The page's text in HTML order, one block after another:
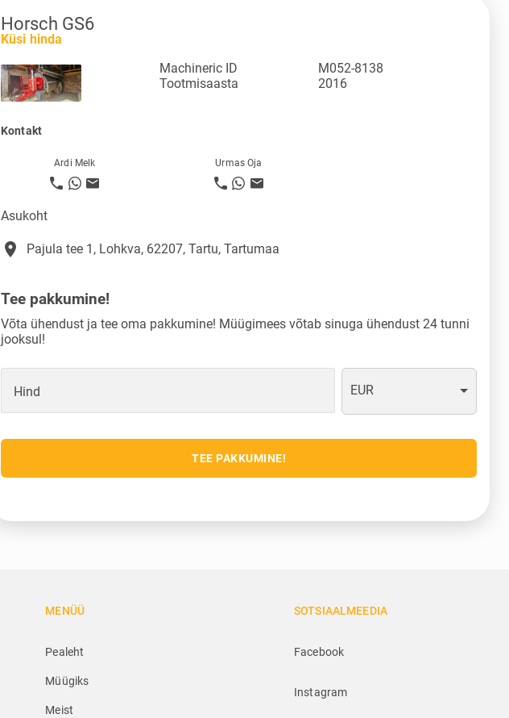
Horsch GS6
Küsi hinda
Machineric ID
M052-8138
Tootmisaasta
2016
Kontakt
Ardi Melk Urmas Oja
Asukoht
place Pajula tee 1, Lohkva, 62207, Tartu, Tartumaa
Tee pakkumine!
Võta ühendust ja tee oma pakkumine! Müügimees võtab sinuga ühendust 24 tunni
jooksul!
Hind EUR
TEE PAKKUMINE!
MENÜÜ
Pealeht
Müügiks
Meist
SOTSIAALMEEDIA
Facebook
Instagram